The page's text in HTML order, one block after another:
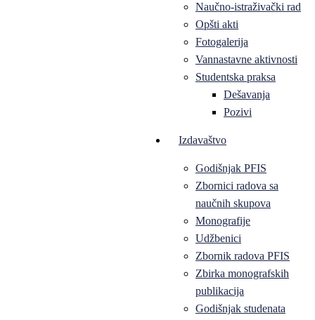
Naučno-istraživački rad
Opšti akti
Fotogalerija
Vannastavne aktivnosti
Studentska praksa
Dešavanja
Pozivi
Izdavaštvo
Godišnjak PFIS
Zbornici radova sa
naučnih skupova
Monografije
Udžbenici
Zbornik radova PFIS
Zbirka monografskih
publikacija
Godišnjak studenata